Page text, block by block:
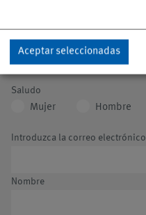
ferias y eventos.
Saludo
Mujer Hombre
Introduzca la correo electrónico
Nombre
Aceptar seleccionadas